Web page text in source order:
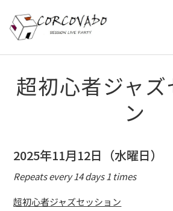
ABOUT
超初心者ジャズ
ン
2025年11月12日（水曜日）
Repeats every 14 days 1 times
超初心者ジャズセッション